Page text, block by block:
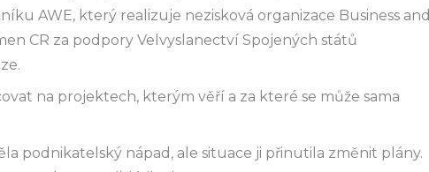
AWE, který realizuje nezisková organizace Business and
CR za podpory Velvyslanectví Spojených států
na projektech, kterým věří a za které se může sama
podnikatelský nápad, ale situace ji přinutila změnit plány.